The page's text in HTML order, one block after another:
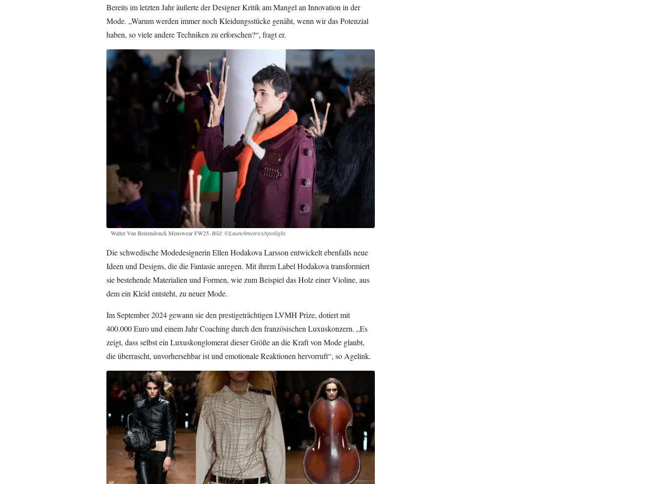
Bereits im letzten Jahr äußerte der Designer Kritik am Mangel an Innovation in der
Mode. „Warum werden immer noch Kleidungsstücke genäht, wenn wir das Potenzial
haben, so viele andere Techniken zu erforschen?“, fragt er.
Walter Van Beirendonck Menswear FW25. Bild: ©Launchmetrics/spotlight.
Die schwedische Modedesignerin Ellen Hodakova Larsson entwickelt ebenfalls neue
Ideen und Designs, die die Fantasie anregen. Mit ihrem Label Hodakova transformiert
sie bestehende Materialien und Formen, wie zum Beispiel das Holz einer Violine, aus
dem ein Kleid entsteht, zu neuer Mode.
Im September 2024 gewann sie den prestigeträchtigen LVMH Prize, dotiert mit
400.000 Euro und einem Jahr Coaching durch den französischen Luxuskonzern. „Es
zeigt, dass selbst ein Luxuskonglomerat dieser Größe an die Kraft von Mode glaubt,
die überrascht, unvorhersehbar ist und emotionale Reaktionen hervorruft“, so Agelink.